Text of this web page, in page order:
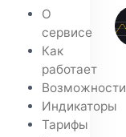
О
сервисе
Как
работает
Возможности
Индикаторы
Тарифы